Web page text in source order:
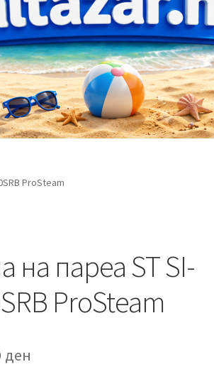
ProSteam
на пареа ST SI-
ProSteam
ден